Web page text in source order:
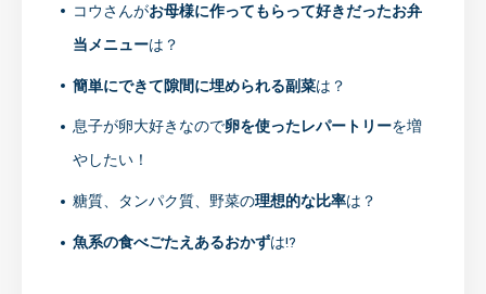
コウさんがお母様に作ってもらって好きだったお弁
当メニューは？
簡単にできて隙間に埋められる副菜は？
息子が卵大好きなので卵を使ったレパートリーを増
やしたい！
糖質、タンパク質、野菜の理想的な比率は？
魚系の食べごたえあるおかずは!?